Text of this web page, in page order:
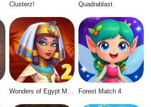
Clusterz! Quadrablast
Forest Match 4